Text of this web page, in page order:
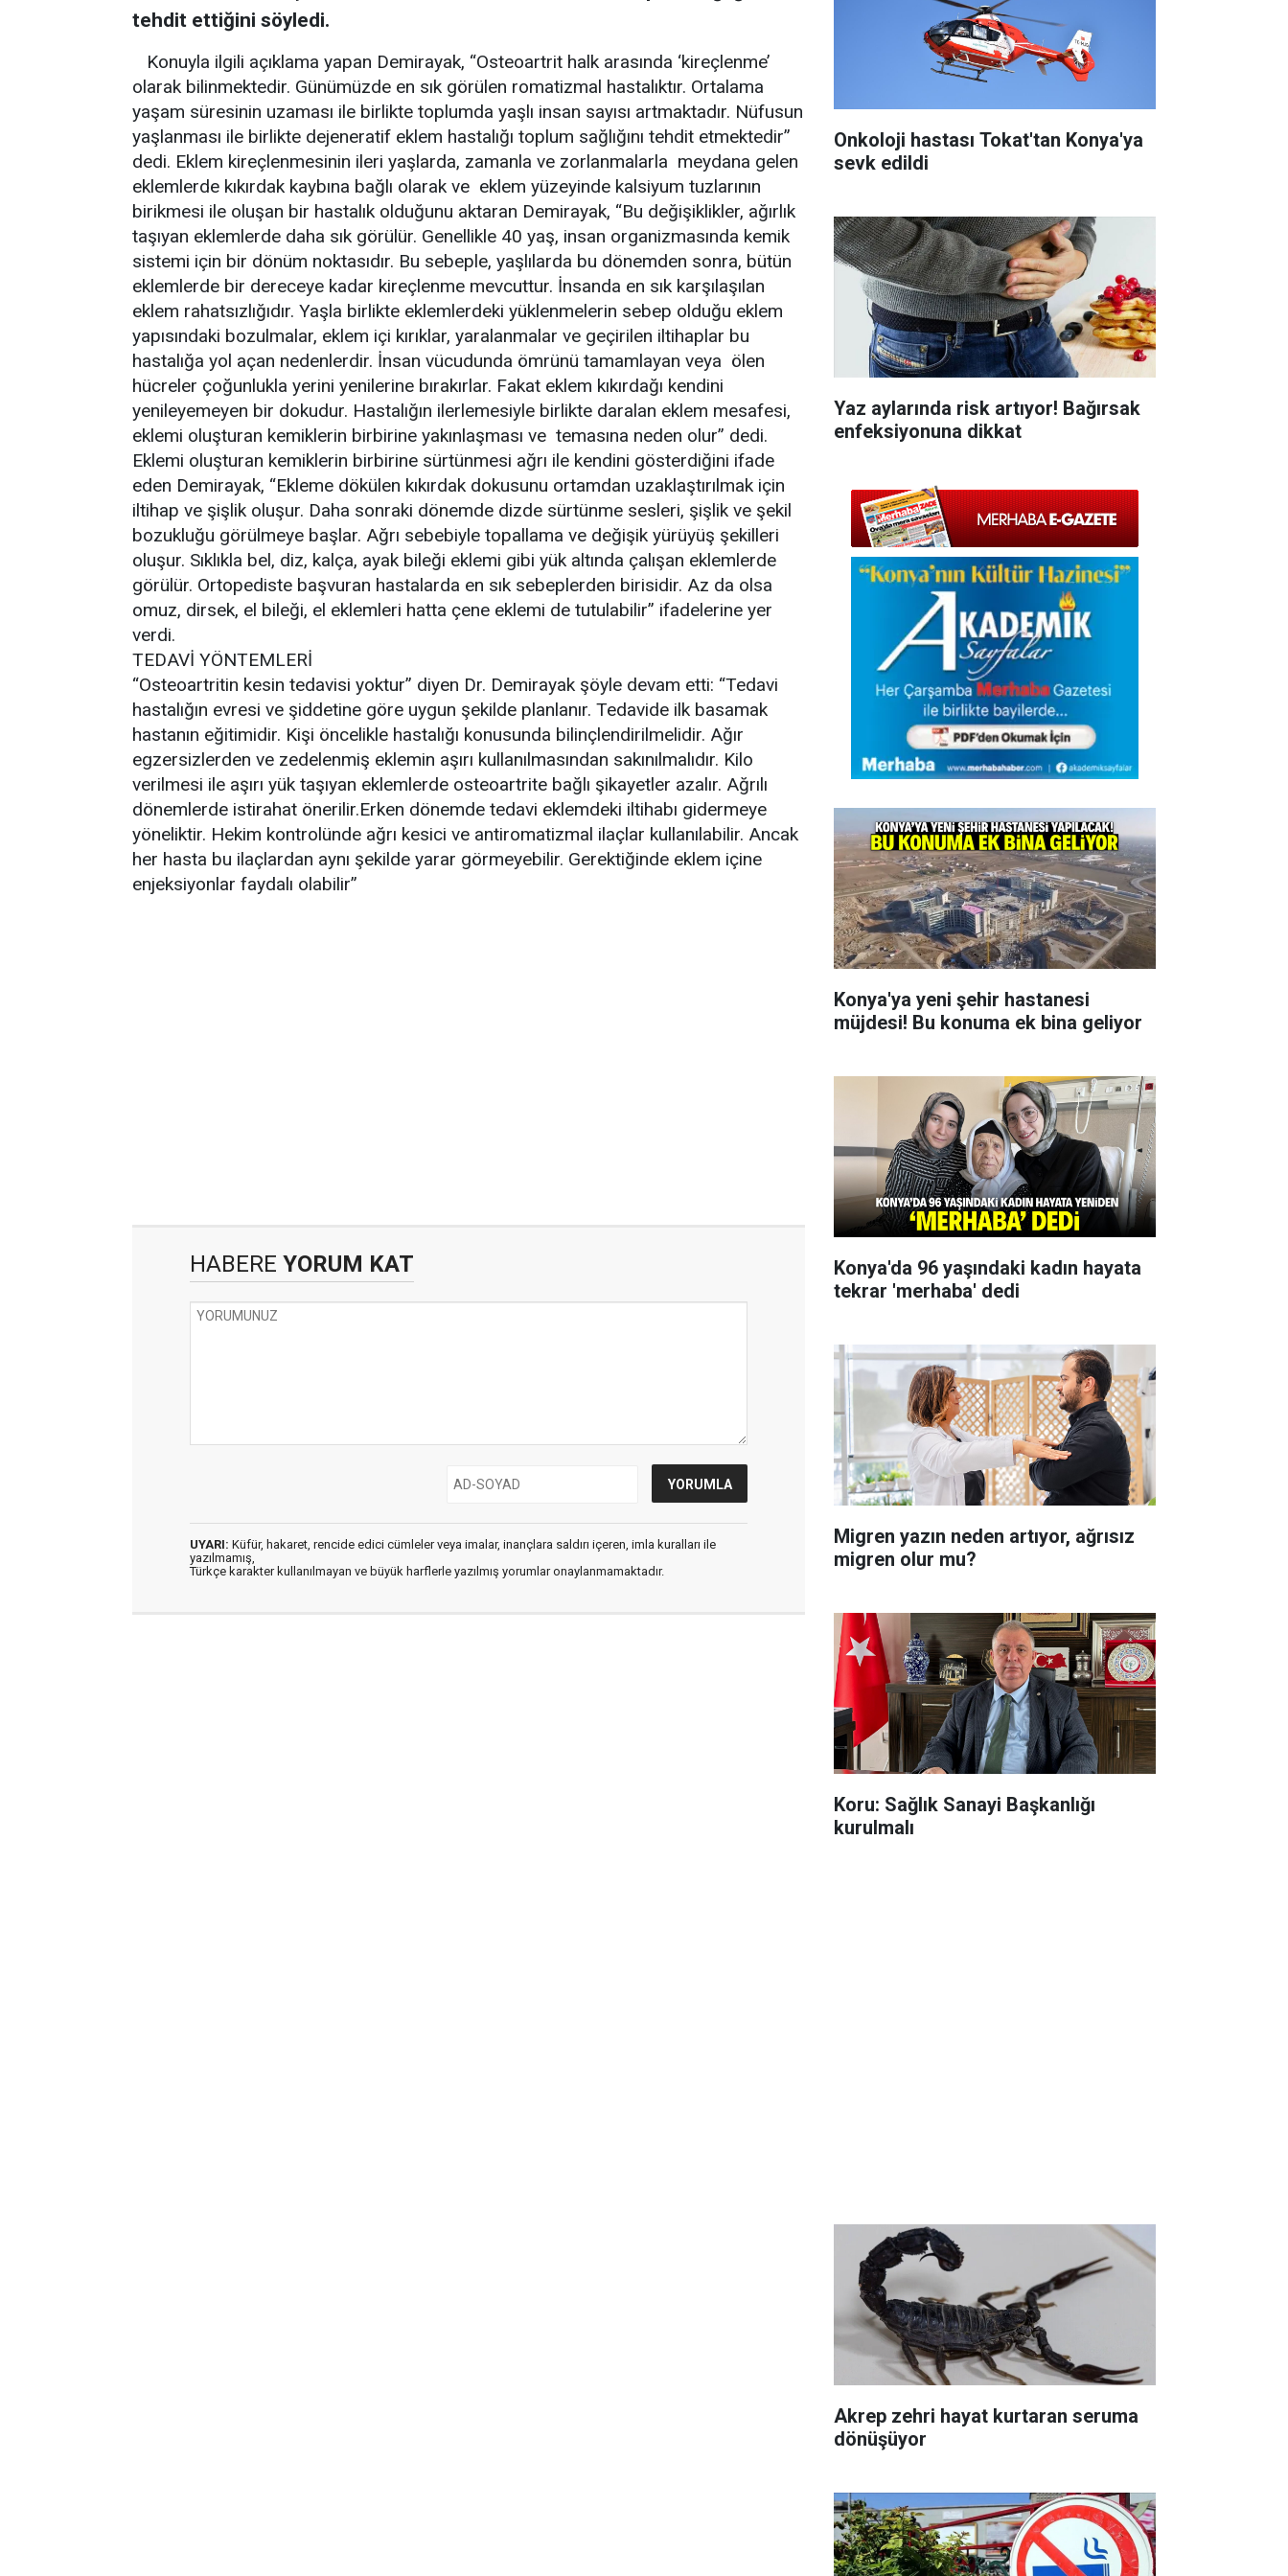
tehdit ettiğini söyledi.
Konuyla ilgili açıklama yapan Demirayak, “Osteoartrit halk arasında ‘kireçlenme’
olarak bilinmektedir. Günümüzde en sık görülen romatizmal hastalıktır. Ortalama
yaşam süresinin uzaması ile birlikte toplumda yaşlı insan sayısı artmaktadır. Nüfusun
yaşlanması ile birlikte dejeneratif eklem hastalığı toplum sağlığını tehdit etmektedir”
dedi. Eklem kireçlenmesinin ileri yaşlarda, zamanla ve zorlanmalarla meydana gelen
eklemlerde kıkırdak kaybına bağlı olarak ve eklem yüzeyinde kalsiyum tuzlarının
birikmesi ile oluşan bir hastalık olduğunu aktaran Demirayak, “Bu değişiklikler, ağırlık
taşıyan eklemlerde daha sık görülür. Genellikle 40 yaş, insan organizmasında kemik
sistemi için bir dönüm noktasıdır. Bu sebeple, yaşlılarda bu dönemden sonra, bütün
eklemlerde bir dereceye kadar kireçlenme mevcuttur. İnsanda en sık karşılaşılan
eklem rahatsızlığıdır. Yaşla birlikte eklemlerdeki yüklenmelerin sebep olduğu eklem
yapısındaki bozulmalar, eklem içi kırıklar, yaralanmalar ve geçirilen iltihaplar bu
hastalığa yol açan nedenlerdir. İnsan vücudunda ömrünü tamamlayan veya ölen
hücreler çoğunlukla yerini yenilerine bırakırlar. Fakat eklem kıkırdağı kendini
yenileyemeyen bir dokudur. Hastalığın ilerlemesiyle birlikte daralan eklem mesafesi,
eklemi oluşturan kemiklerin birbirine yakınlaşması ve temasına neden olur” dedi.
Eklemi oluşturan kemiklerin birbirine sürtünmesi ağrı ile kendini gösterdiğini ifade
eden Demirayak, “Ekleme dökülen kıkırdak dokusunu ortamdan uzaklaştırılmak için
iltihap ve şişlik oluşur. Daha sonraki dönemde dizde sürtünme sesleri, şişlik ve şekil
bozukluğu görülmeye başlar. Ağrı sebebiyle topallama ve değişik yürüyüş şekilleri
oluşur. Sıklıkla bel, diz, kalça, ayak bileği eklemi gibi yük altında çalışan eklemlerde
görülür. Ortopediste başvuran hastalarda en sık sebeplerden birisidir. Az da olsa
omuz, dirsek, el bileği, el eklemleri hatta çene eklemi de tutulabilir” ifadelerine yer
verdi.
TEDAVİ YÖNTEMLERİ
“Osteoartritin kesin tedavisi yoktur” diyen Dr. Demirayak şöyle devam etti: “Tedavi
hastalığın evresi ve şiddetine göre uygun şekilde planlanır. Tedavide ilk basamak
hastanın eğitimidir. Kişi öncelikle hastalığı konusunda bilinçlendirilmelidir. Ağır
egzersizlerden ve zedelenmiş eklemin aşırı kullanılmasından sakınılmalıdır. Kilo
verilmesi ile aşırı yük taşıyan eklemlerde osteoartrite bağlı şikayetler azalır. Ağrılı
dönemlerde istirahat önerilir.Erken dönemde tedavi eklemdeki iltihabı gidermeye
yöneliktir. Hekim kontrolünde ağrı kesici ve antiromatizmal ilaçlar kullanılabilir. Ancak
her hasta bu ilaçlardan aynı şekilde yarar görmeyebilir. Gerektiğinde eklem içine
enjeksiyonlar faydalı olabilir”
HABERE YORUM KAT
UYARI: Küfür, hakaret, rencide edici cümleler veya imalar, inançlara saldırı içeren, imla kuralları ile
yazılmamış,
Türkçe karakter kullanılmayan ve büyük harflerle yazılmış yorumlar onaylanmamaktadır.
Onkoloji hastası Tokat'tan Konya'ya
sevk edildi
Yaz aylarında risk artıyor! Bağırsak
enfeksiyonuna dikkat
Konya'ya yeni şehir hastanesi
müjdesi! Bu konuma ek bina geliyor
Konya'da 96 yaşındaki kadın hayata
tekrar 'merhaba' dedi
Migren yazın neden artıyor, ağrısız
migren olur mu?
Koru: Sağlık Sanayi Başkanlığı
kurulmalı
Akrep zehri hayat kurtaran seruma
dönüşüyor